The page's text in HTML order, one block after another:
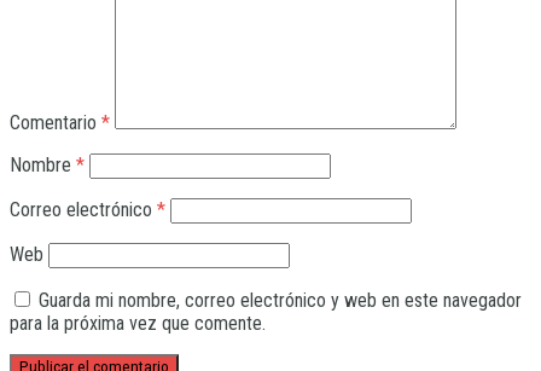
Comentario *
Nombre *
Correo electrónico *
Web
Guarda mi nombre, correo electrónico y web en este navegador
para la próxima vez que comente.